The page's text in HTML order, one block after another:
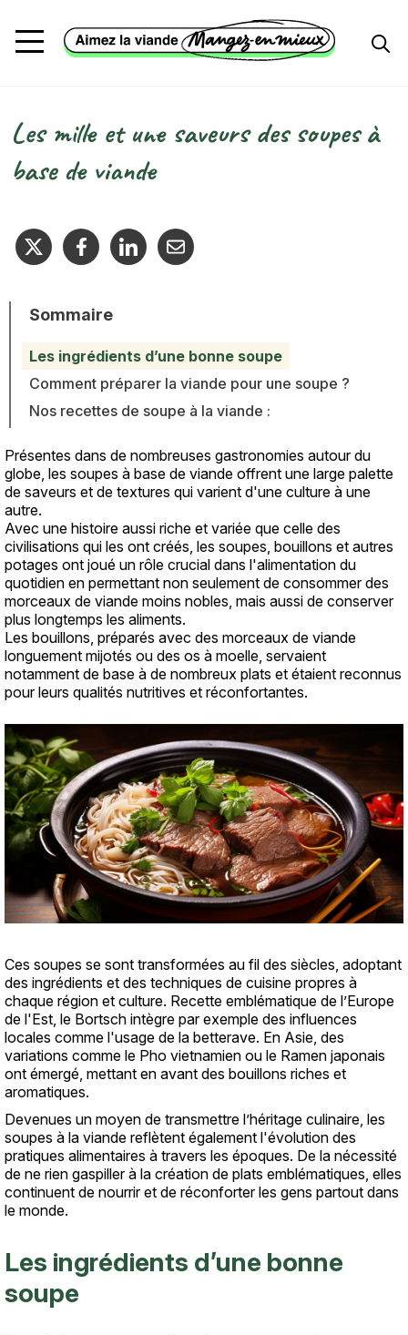
Fil d'Ariane
Les mille et une saveurs des soupes à
base de viande
Sommaire
Les ingrédients d’une bonne soupe
Comment préparer la viande pour une soupe ?
Nos recettes de soupe à la viande :
Texte
Présentes dans de nombreuses gastronomies autour du
globe, les soupes à base de viande offrent une large palette
de saveurs et de textures qui varient d'une culture à une
autre.
Avec une histoire aussi riche et variée que celle des
civilisations qui les ont créés, les soupes, bouillons et autres
potages ont joué un rôle crucial dans l'alimentation du
quotidien en permettant non seulement de consommer des
morceaux de viande moins nobles, mais aussi de conserver
plus longtemps les aliments.
Les bouillons, préparés avec des morceaux de viande
longuement mijotés ou des os à moelle, servaient
notamment de base à de nombreux plats et étaient reconnus
pour leurs qualités nutritives et réconfortantes.
Ces soupes se sont transformées au fil des siècles, adoptant
des ingrédients et des techniques de cuisine propres à
chaque région et culture. Recette emblématique de l’Europe
de l'Est, le Bortsch intègre par exemple des influences
locales comme l'usage de la betterave. En Asie, des
variations comme le Pho vietnamien ou le Ramen japonais
ont émergé, mettant en avant des bouillons riches et
aromatiques.
Devenues un moyen de transmettre l’héritage culinaire, les
soupes à la viande reflètent également l'évolution des
pratiques alimentaires à travers les époques. De la nécessité
de ne rien gaspiller à la création de plats emblématiques, elles
continuent de nourrir et de réconforter les gens partout dans
le monde.
Les ingrédients d’une bonne
soupe